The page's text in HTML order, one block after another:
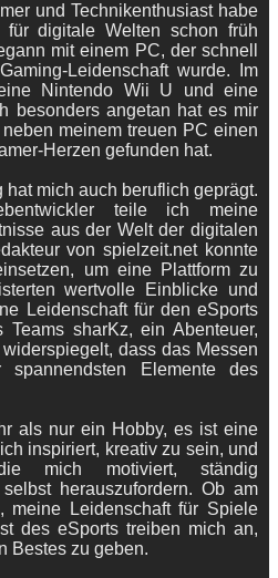
und Technikenthusiast habe
für digitale Welten schon früh
mit einem PC, der schnell
Leidenschaft wurde. Im
Nintendo Wii U und eine
besonders angetan hat es mir
meinem treuen PC einen
Herzen gefunden hat.
hat mich auch beruflich geprägt.
teile ich meine
aus der Welt der digitalen
von spielzeit.net konnte
um eine Plattform zu
wertvolle Einblicke und
Leidenschaft für den eSports
sharKz, ein Abenteuer,
dass das Messen
Elemente des
als nur ein Hobby, es ist eine
inspiriert, kreativ zu sein, und
mich motiviert, ständig
herauszufordern. Ob am
meine Leidenschaft für Spiele
des eSports treiben mich an,
Bestes zu geben.